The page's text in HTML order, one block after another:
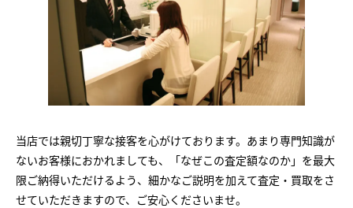
当店では親切丁寧な接客を心がけております。あまり専門知識が
ないお客様におかれましても、「なぜこの査定額なのか」を最大
限ご納得いただけるよう、細かなご説明を加えて査定・買取をさ
せていただきますので、ご安心くださいませ。